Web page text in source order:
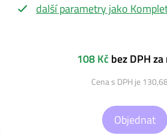
další parametry jako
108 Kčbez DPH
Cena s DPH je
Objednat